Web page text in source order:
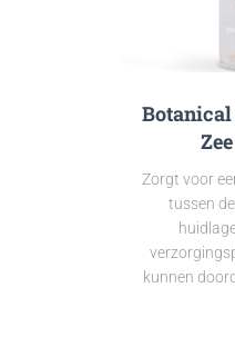
Botanical
Zorgt voor
tussen
kunnen